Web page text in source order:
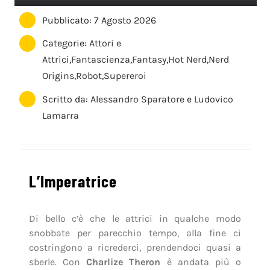
Pubblicato: 7 Agosto 2026
Categorie:Attori e
Attrici,Fantascienza,Fantasy,Hot Nerd,Nerd
Origins,Robot,Supereroi
Scritto da: Alessandro Sparatore e Ludovico
Lamarra
L’Imperatrice
Di bello c’è che le attrici in qualche modo
snobbate per parecchio tempo, alla fine ci
costringono a ricrederci, prendendoci quasi a
sberle. ConCharlize Theron è andata più o